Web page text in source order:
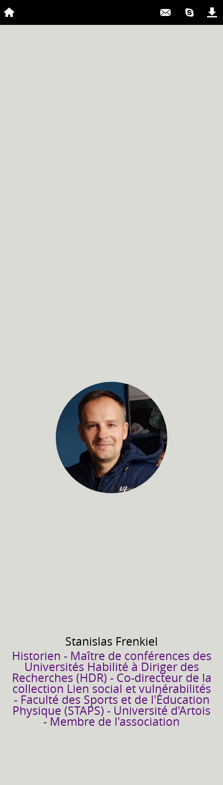
Stanislas Frenkiel
Historien - Maître de conférences des
Universités Habilité à Diriger des
Recherches (HDR) - Co-directeur de la
collection Lien social et vulnérabilités
- Faculté des Sports et de l'Éducation
Physique (STAPS) - Université d'Artois
- Membre de l'association